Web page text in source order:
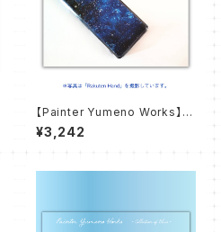
【Painter Yumeno Works】永
劫の定め スマホケース【ハード
ケース】
¥3,242